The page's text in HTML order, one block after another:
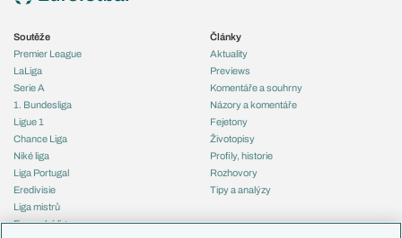
Soutěže
Premier League
LaLiga
Serie A
1. Bundesliga
Ligue 1
Chance Liga
Niké liga
Liga Portugal
Eredivisie
Liga mistrů
Evropská liga
Články
Aktuality
Previews
Komentáře a souhrny
Názory a komentáře
Fejetony
Životopisy
Profily, historie
Rozhovory
Tipy a analýzy